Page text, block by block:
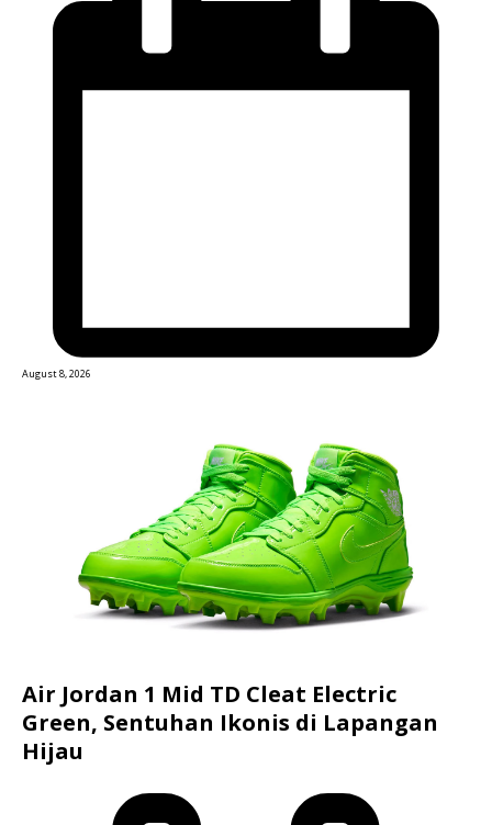
August 8, 2026
Air Jordan 1 Mid TD Cleat Electric
Green, Sentuhan Ikonis di Lapangan
Hijau